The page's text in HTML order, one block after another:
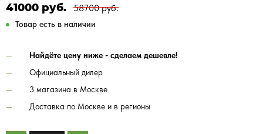
41000 руб. 58700 руб.
Товар есть в наличии
Найдёте цену ниже - сделаем дешевле!
Официальный дилер
3 магазина в Москве
Доставка по Москве и в регионы